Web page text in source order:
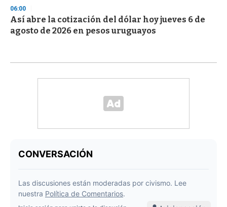
06:00
Así abre la cotización del dólar hoy jueves 6 de
agosto de 2026 en pesos uruguayos